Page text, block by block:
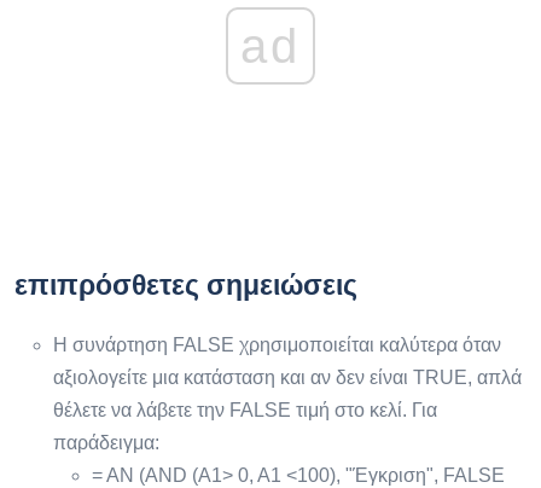
ad
επιπρόσθετες σημειώσεις
Η συνάρτηση FALSE χρησιμοποιείται καλύτερα όταν
αξιολογείτε μια κατάσταση και αν δεν είναι TRUE, απλά
θέλετε να λάβετε την FALSE τιμή στο κελί. Για
παράδειγμα:
= ΑΝ (AND (A1> 0, A1 <100), "Έγκριση", FALSE